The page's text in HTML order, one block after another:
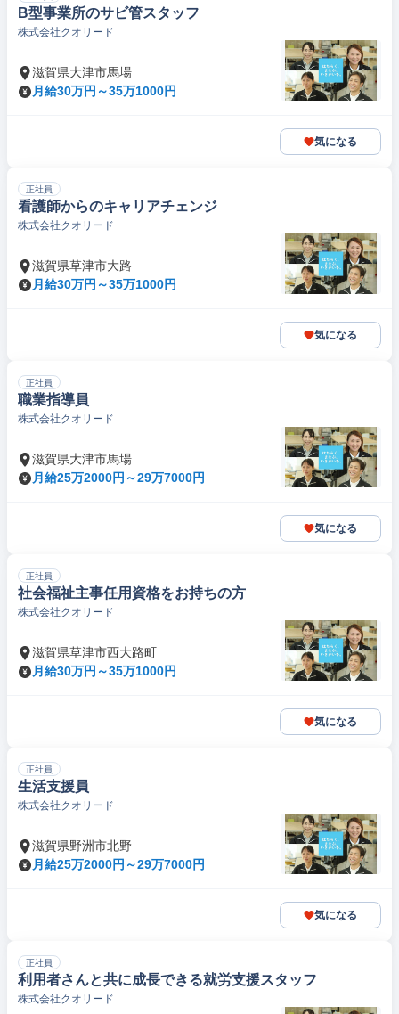
B型事業所のサビ管スタッフ
株式会社クオリード
滋賀県大津市馬場
月給30万円～35万1000円
気になる
正社員
看護師からのキャリアチェンジ
株式会社クオリード
滋賀県草津市大路
月給30万円～35万1000円
気になる
正社員
職業指導員
株式会社クオリード
滋賀県大津市馬場
月給25万2000円～29万7000円
気になる
正社員
社会福祉主事任用資格をお持ちの方
株式会社クオリード
滋賀県草津市西大路町
月給30万円～35万1000円
気になる
正社員
生活支援員
株式会社クオリード
滋賀県野洲市北野
月給25万2000円～29万7000円
気になる
正社員
利用者さんと共に成長できる就労支援スタッフ
株式会社クオリード